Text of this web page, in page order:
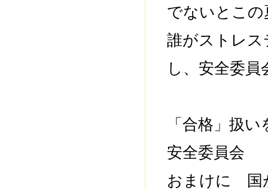
でないとこの
誰がストレ
し、安全委
「合格」扱
安全委員会
おまけに 国